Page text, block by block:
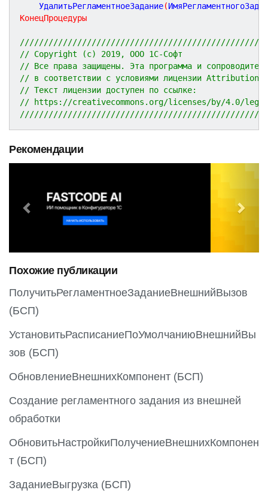
	УдалитьРегламентноеЗадание
(
КонецПроцедуры
// Copyright (c) 2019, ООО 1С-Софт
// Все права защищены. Эта программа и
// в соответствии с условиями лицензии
// Текст лицензии доступен по ссылке:
// https://creativecommons.org/licenses/by/4.0/
Рекомендации
e
o
u
s
N
x
Похожие публикации
ПолучитьРегламентноеЗаданиеВнешнийВызов
(БСП)
УстановитьРасписаниеПоУмолчаниюВнешнийВы
зов (БСП)
ОбновлениеВнешнихКомпонент (БСП)
Создание регламентного задания из внешней
обработки
ОбновитьНастройкиПолучениеВнешнихКомпонен
т (БСП)
ЗаданиеВыгрузка (БСП)